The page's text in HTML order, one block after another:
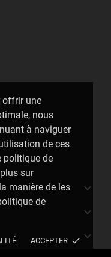
offrir une
nous
à naviguer
de ces
politique de
sur
manière de les
de
ACCEPTER done


